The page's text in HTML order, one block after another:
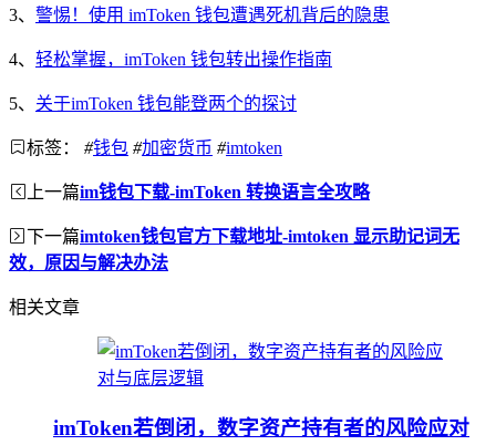
3、 警惕！使用 imToken 钱包遭遇死机背后的隐患
4、 轻松掌握，imToken 钱包转出操作指南
5、 关于imToken 钱包能登两个的探讨
标签： #钱包 #加密货币 #imtoken
上一篇im钱包下载-imToken 转换语言全攻略
下一篇imtoken钱包官方下载地址-imtoken 显示助记词无
效，原因与解决办法
相关文章
imToken若倒闭，数字资产持有者的风险应对